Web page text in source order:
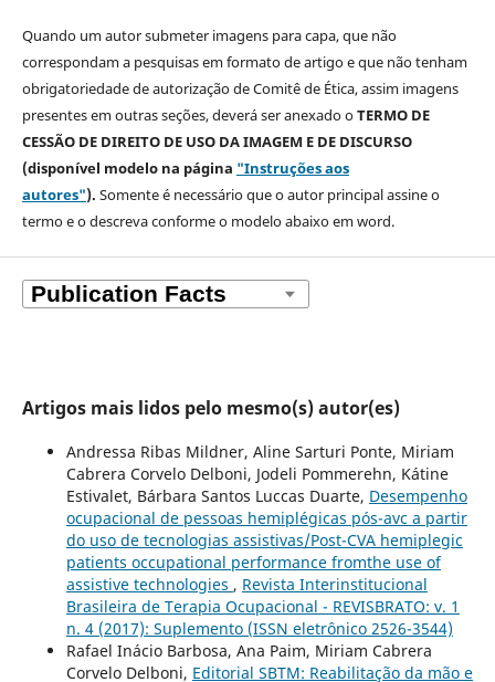
Quando um autor submeter imagens para capa, que não
correspondam a pesquisas em formato de artigo e que não tenham
obrigatoriedade de autorização de Comitê de Ética, assim imagens
presentes em outras seções, deverá ser anexado oTERMO DE
CESSÃO DE DIREITO DE USO DA IMAGEM E DE DISCURSO
(disponível modelo na página "Instruções aos
autores"). Somente é necessário que o autor principal assine o
termo e o descrevaconforme o modelo abaixo em word.
Artigos mais lidos pelo mesmo(s) autor(es)
Andressa Ribas Mildner, Aline Sarturi Ponte, Miriam
Cabrera Corvelo Delboni, Jodeli Pommerehn, Kátine
Estivalet, Bárbara Santos Luccas Duarte, Desempenho
ocupacional de pessoas hemiplégicas pós-avc a partir
do uso de tecnologias assistivas/Post-CVA hemiplegic
patients occupational performance fromthe use of
assistive technologies , Revista Interinstitucional
Brasileira de Terapia Ocupacional - REVISBRATO: v. 1
n. 4 (2017): Suplemento (ISSN eletrônico 2526-3544)
Rafael Inácio Barbosa, Ana Paim, Miriam Cabrera
Corvelo Delboni, Editorial SBTM: Reabilitação da mão e